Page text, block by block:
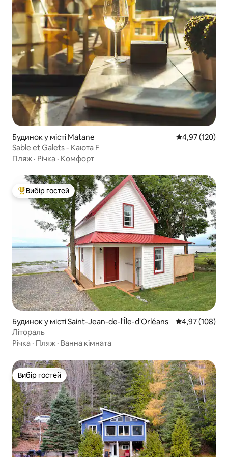
Будинок у місті Matane Середня
4,97 (120)
Sable et Galets - Каюта F
Пляж · Річка · Комфорт
Топ вибір гостей
Вибір гостей
Будинок у місті Saint-Jean-de-l'Île-d'Orléans Середня
4,97 (108)
Літораль
Річка · Пляж · Ванна кімната
Вибір гостей
Вибір гостей